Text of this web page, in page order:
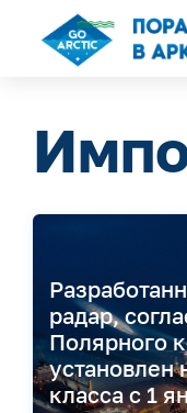
радар,
Полярного
установлен
класса с 1